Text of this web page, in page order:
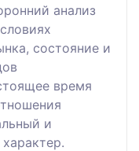
анализ
состояние и
время
и